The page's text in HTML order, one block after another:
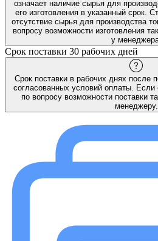
означает наличие сырья для
его изготовления в указанный срок.
отсутствие сырья для производства
вопросу возможности изготовления
у
Срок поставки 30 рабочих дней
Срок поставки в рабочих днях после
согласованных условий оплаты. Если
по вопросу возможности поставки
менеджеру.